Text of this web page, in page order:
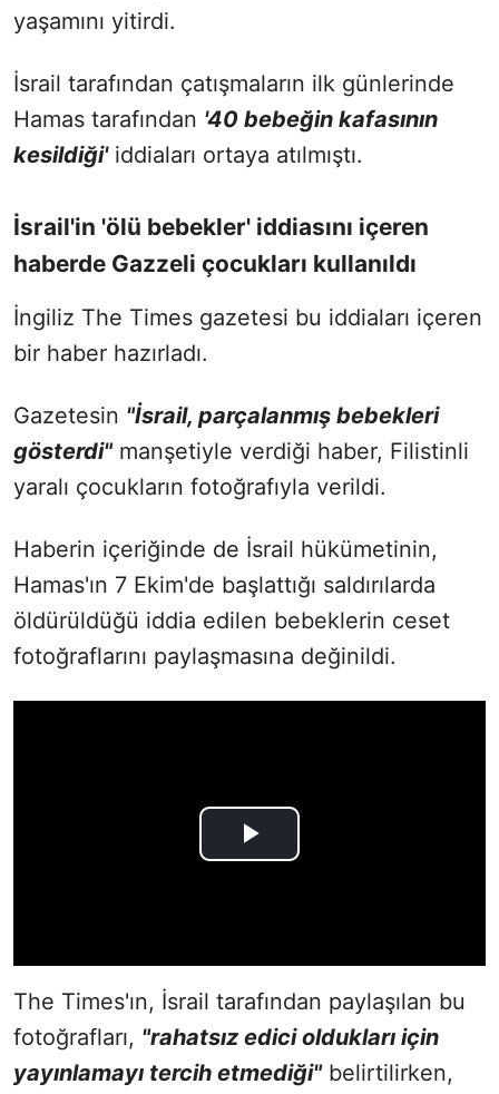
yaşamını yitirdi.
İsrail tarafından çatışmaların ilk günlerinde
Hamas tarafından '40 bebeğin kafasının
kesildiği'iddiaları ortaya atılmıştı.
İsrail'in 'ölü bebekler' iddiasını içeren
haberde Gazzeli çocukları kullanıldı
İngiliz The Times gazetesi bu iddiaları içeren
bir haber hazırladı.
Gazetesin "İsrail, parçalanmış bebekleri
gösterdi"manşetiyle verdiği haber, Filistinli
yaralı çocukların fotoğrafıyla verildi.
Haberin içeriğinde de İsrail hükümetinin,
Hamas'ın 7 Ekim'de başlattığı saldırılarda
öldürüldüğü iddia edilen bebeklerin ceset
fotoğraflarını paylaşmasına değinildi.
The Times'ın, İsrail tarafından paylaşılan bu
fotoğrafları, "rahatsız edici oldukları için
yayınlamayı tercih etmediği"belirtilirken,